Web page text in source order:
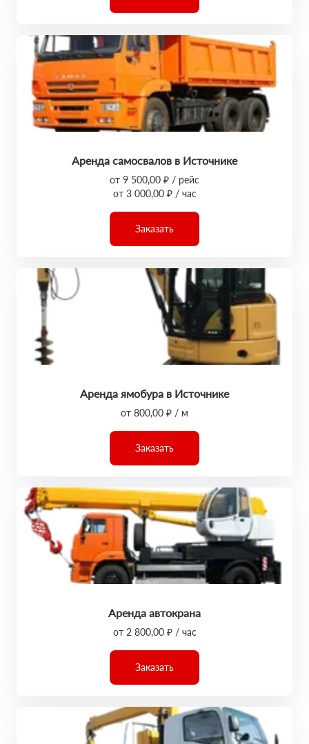
Аренда самосвалов в Источнике
от 9 500,00 ₽ / рейс
от 3 000,00 ₽ / час
Заказать
Аренда ямобура в Источнике
от 800,00 ₽ / м
Заказать
Аренда автокрана
от 2 800,00 ₽ / час
Заказать